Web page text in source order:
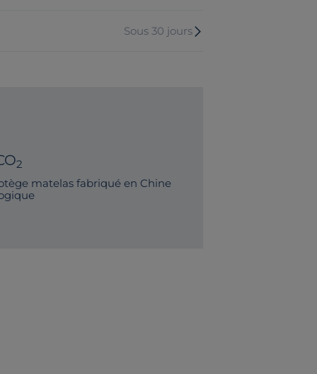
Sous 30 jours
2
matelas fabriqué en Chine